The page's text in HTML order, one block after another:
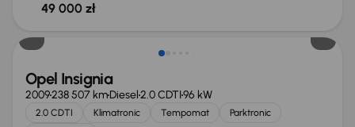
49 000 zł
Opel Insignia
2009238 507 kmDiesel2.0 CDTI96 kW
2.0 CDTI Klimatronic Tempomat
Parktronic